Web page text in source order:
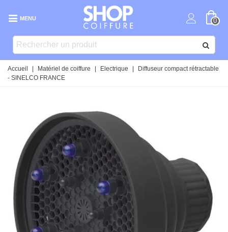
MENU 0
Accueil Matériel de coiffure Electrique
Diffuseur compact rétractable
- SINELCO FRANCE